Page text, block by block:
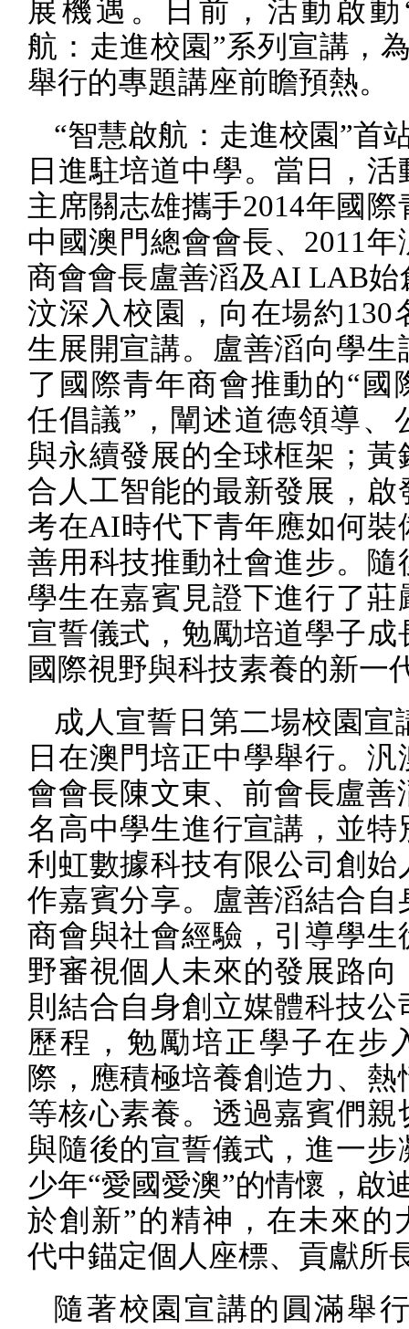
展機遇。日前，活動啟
航：走進校園”系列宣講，
舉行的專題講座前瞻預熱。
“智慧啟航：走進校園”首
日進駐培道中學。當日，活
主席關志雄攜手2014年國際
中國澳門總會會長、 2011年
商會會長盧善滔及 AI LAB始
汶深入校園，向在場約130
生展開宣講。盧善滔向學生
了國際青年商會推動的“國
任倡議”，闡述道德領導、
與永續發展的全球框架；黃
合人工智能的最新發展，啟
考在AI時代下青年應如何裝
善用科技推動社會進步。隨
學生在嘉賓見證下進行了莊
宣誓儀式，勉勵培道學子成
國際視野與科技素養的新一
成人宣誓日第二場校園宣
日在澳門培正中學舉行。汎
會會長陳文東、前會長盧善
名高中學生進行宣講，並特
利虹數據科技有限公司創始
作嘉賓分享。盧善滔結合自
商會與社會經驗，引導學生
野審視個人未來的發展路向
則結合自身創立媒體科技公
歷程，勉勵培正學子在步
際，應積極培養創造力、熱
等核心素養。透過嘉賓們親
與隨後的宣誓儀式，進一步
少年“愛國愛澳”的情懷，啟
於創新”的精神，在未來的
代中錨定個人座標、貢獻所
隨著校園宣講的圓滿舉